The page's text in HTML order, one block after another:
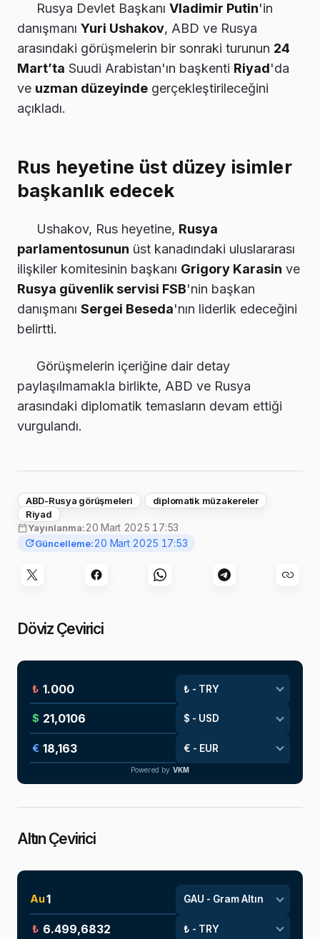
Rusya Devlet Başkanı Vladimir Putin'in
danışmanı Yuri Ushakov, ABD ve Rusya
arasındaki görüşmelerin bir sonraki turunun 24
Mart’ta Suudi Arabistan'ın başkenti Riyad'da
ve uzman düzeyinde gerçekleştirileceğini
açıkladı.
Rus heyetine üst düzey isimler
başkanlık edecek
Ushakov, Rus heyetine, Rusya
parlamentosunun üst kanadındaki uluslararası
ilişkiler komitesinin başkanı Grigory Karasin ve
Rusya güvenlik servisi FSB'nin başkan
danışmanı Sergei Beseda'nın liderlik edeceğini
belirtti.
Görüşmelerin içeriğine dair detay
paylaşılmamakla birlikte, ABD ve Rusya
arasındaki diplomatik temasların devam ettiği
vurgulandı.
ABD-Rusya görüşmeleri
diplomatik müzakereler
Riyad
Yayınlanma:20 Mart 2025 17:53
Güncelleme:20 Mart 2025 17:53
Döviz Çevirici
₺
$
€
Powered by VKM
Altın Çevirici
Au
₺